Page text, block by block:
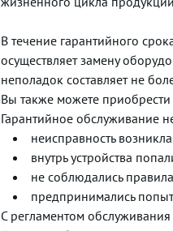
Опция 82 протокола
Dynamic ARP Inspection
Поддержка sFlow
Проверка подлинности
Проверка подлинности
Guest VLAN
Система
Сегментация трафика
Защита от
Фильтрация DHCP-
Предотвращение атак
В течение гарантийного
осуществляет замену
неполадок составляет не
Вы также можете приобрести
Гарантийное обслуживание
неисправность
внутрь устройства
не соблюдались
предпринимались
С регламентом